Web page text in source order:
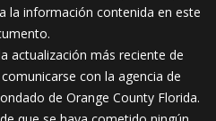
la información contenida en este
actualización más reciente de
con la agencia de
de Orange County Florida.